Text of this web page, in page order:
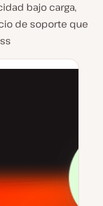
bajo carga,
de soporte que